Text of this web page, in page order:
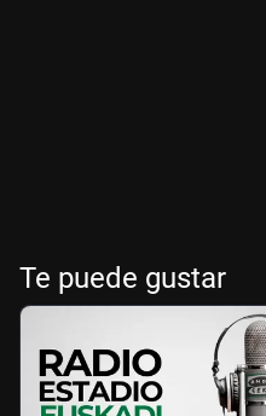
Te puede gustar